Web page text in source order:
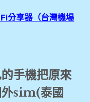
child
menu
由行旅行心得分
分享器（台灣機場
手機把原來
外sim(泰國